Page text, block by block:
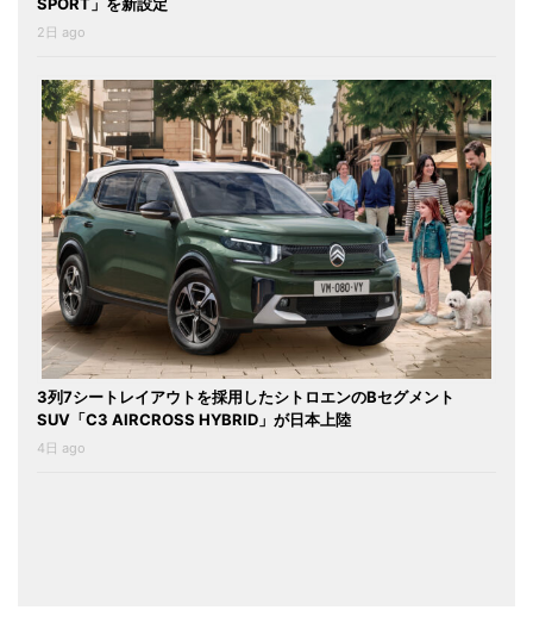
2日 ago
3列7シートレイアウトを採用したシトロエンのBセグメント
SUV「C3 AIRCROSS HYBRID」が日本上陸
4日 ago